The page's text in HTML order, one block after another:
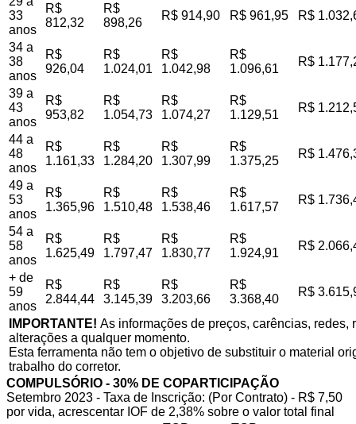
33
anos
R$
812,32
R$
898,26
R$ 914,90 R$ 961,95 R$
34 a
38
anos
R$
926,04
R$
1.024,01
R$
1.042,98
R$
1.096,61
R$
39 a
43
anos
R$
953,82
R$
1.054,73
R$
1.074,27
R$
1.129,51
R$
44 a
48
anos
R$
1.161,33
R$
1.284,20
R$
1.307,99
R$
1.375,25
R$
49 a
53
anos
R$
1.365,96
R$
1.510,48
R$
1.538,46
R$
1.617,57
R$
54 a
58
anos
R$
1.625,49
R$
1.797,47
R$
1.830,77
R$
1.924,91
R$
+ de
59
anos
R$
2.844,44
R$
3.145,39
R$
3.203,66
R$
3.368,40
R$
IMPORTANTE! As informações de preços, carências,
alterações a qualquer momento.
Esta ferramenta não tem o objetivo de substituir o material
trabalho do corretor.
COMPULSÓRIO - 30% DE COPARTICIPAÇÃO
Setembro 2023 - Taxa de Inscrição: (Por Contrato) - R$ 7,50
por vida, acrescentar IOF de 2,38% sobre o valor total final